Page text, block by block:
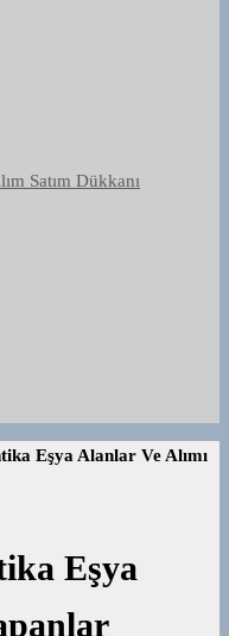
Satım Dükkanı
Eşya Alanlar Ve Alımı
Eşya